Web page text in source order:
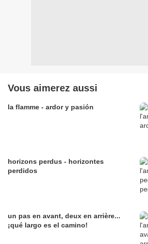
Vous aimerez aussi
la flamme - ardor y pasión
horizons perdus - horizontes
perdidos
un pas en avant, deux en arrière...
¡qué largo es el camino!